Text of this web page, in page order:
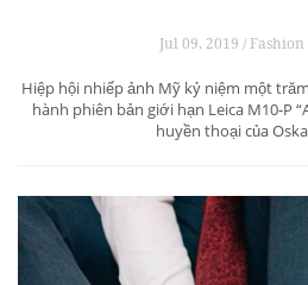
Jul 09, 2019 /
Hiệp hội nhiếp ảnh Mỹ kỷ niệm một
hành phiên bản giới hạn Leica M10-P
huyền thoại của